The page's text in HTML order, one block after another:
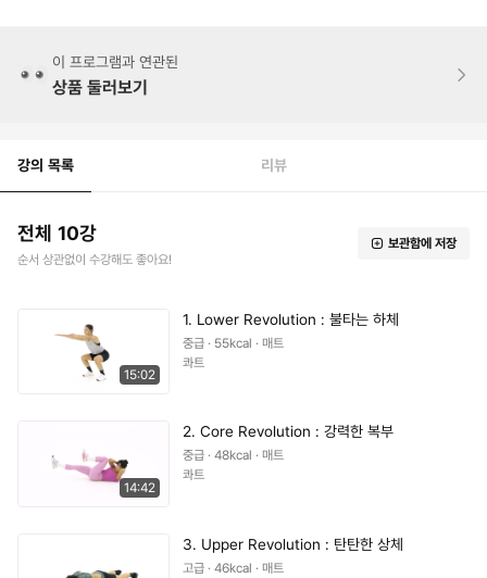
이 프로그램과 연관된
상품 둘러보기
강의 목록 리뷰
전체 10강
순서 상관없이 수강해도 좋아요!
보관함에 저장
15:02
1. Lower Revolution : 불타는 하체
중급 · 55kcal · 매트
콰트
14:42
2. Core Revolution : 강력한 복부
중급 · 48kcal · 매트
콰트
3. Upper Revolution : 탄탄한 상체
고급 · 46kcal · 매트